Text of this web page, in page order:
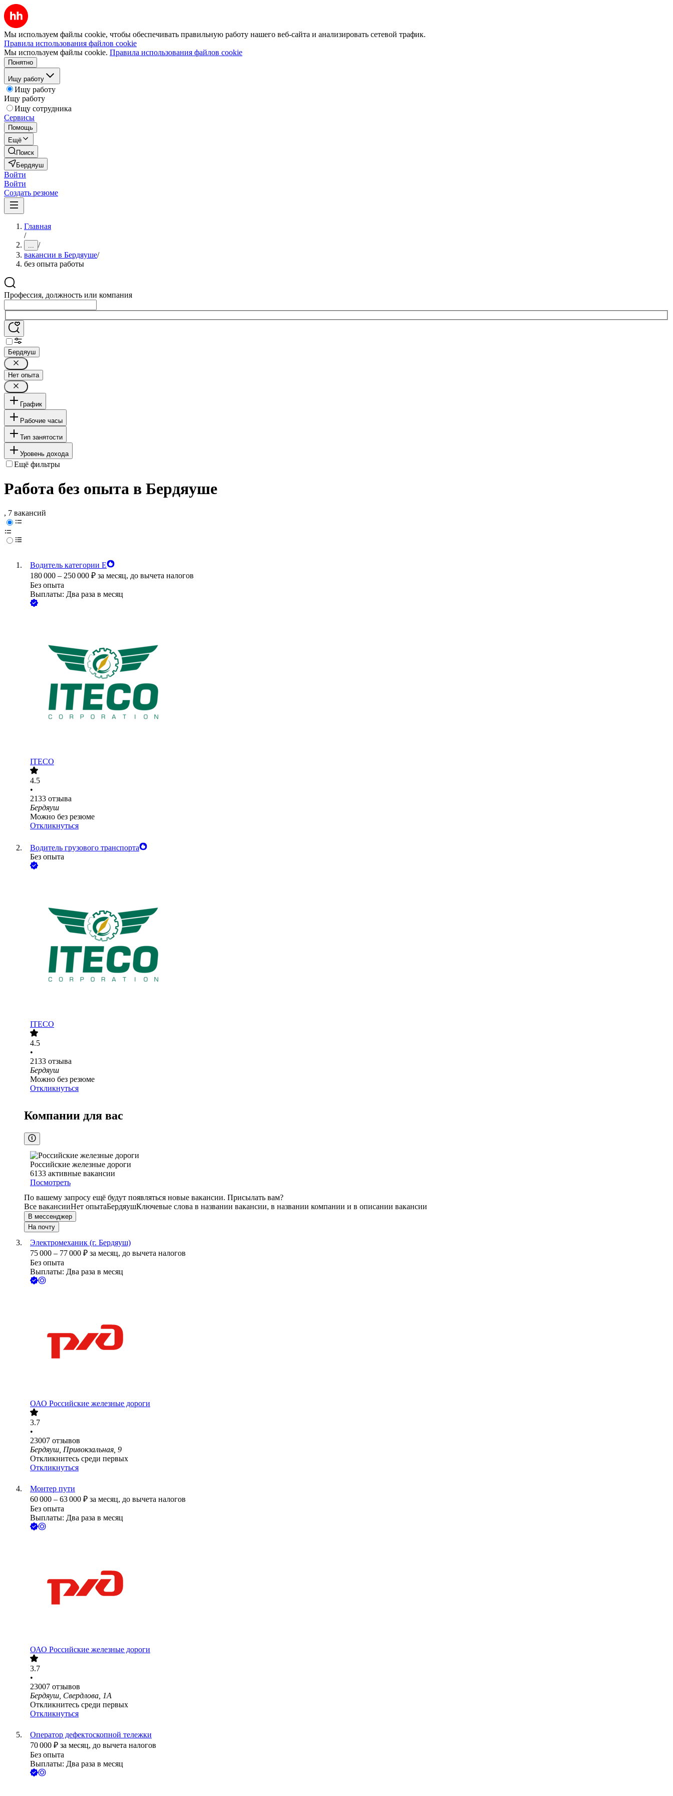
Мы используем файлы cookie, чтобы обеспечивать правильную работу нашего веб-сайта и анализировать сетевой трафик.
Правила использования файлов cookie
Мы используем файлы cookie. Правила использования файлов cookie
Понятно
Ищу работу
Ищу работу
Ищу работу
Ищу сотрудника
Сервисы
Помощь
Ещё
Поиск
Бердяуш
Войти
Войти
Создать резюме
Главная
/
... /
вакансии в Бердяуше/
без опыта работы
Профессия, должность или компания
Бердяуш
Нет опыта
График
Рабочие часы
Тип занятости
Уровень дохода
Ещё фильтры
Работа без опыта в Бердяуше
, 7 вакансий
Водитель категории Е
180 000 – 250 000 ₽ за месяц, до вычета налогов
Без опыта
Выплаты: Два раза в месяц
ITECO
4.5
•
2133 отзыва
Бердяуш
Можно без резюме
Откликнуться
Водитель грузового транспорта
Без опыта
ITECO
4.5
•
2133 отзыва
Бердяуш
Можно без резюме
Откликнуться
Компании для вас
Российские железные дороги
6133 активные вакансии
Посмотреть
По вашему запросу ещё будут появляться новые вакансии. Присылать вам?
Все вакансииНет опытаБердяушКлючевые слова в названии вакансии, в названии компании и в описании вакансии
В мессенджер
На почту
Электромеханик (г. Бердяуш)
75 000 – 77 000 ₽ за месяц, до вычета налогов
Без опыта
Выплаты: Два раза в месяц
ОАО Российские железные дороги
3.7
•
23007 отзывов
Бердяуш, Привокзальная, 9
Откликнитесь среди первых
Откликнуться
Монтер пути
60 000 – 63 000 ₽ за месяц, до вычета налогов
Без опыта
Выплаты: Два раза в месяц
ОАО Российские железные дороги
3.7
•
23007 отзывов
Бердяуш, Свердлова, 1А
Откликнитесь среди первых
Откликнуться
Оператор дефектоскопной тележки
70 000 ₽ за месяц, до вычета налогов
Без опыта
Выплаты: Два раза в месяц